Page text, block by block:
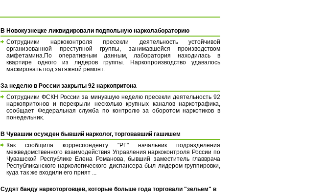
В Новокузнецке ликвидировали подпольную нарколабораторию
Сотрудники наркоконтроля пресекли деятельность устойчивой
организованной преступной группы, занимавшейся производством
амфетамина.По оперативным данным, лаборатория находилась в
квартире одного из лидеров группы. Наркопроизводство удавалось
маскировать под затяжной ремонт.
За неделю в России закрыты 92 наркопритона
Сотрудники ФСКН России за минувшую неделю пресекли деятельность 92
наркопритонов и перекрыли несколько крупных каналов наркотрафика,
сообщает Федеральная служба по контролю за оборотом наркотиков в
понедельник.
В Чувашии осужден бывший нарколог, торговавший гашишем
Как сообщила корреспонденту "РГ" начальник подразделения
межведомственного взаимодействия Управления наркоконтроля России по
Чувашской Республике Елена Романова, бывший заместитель главврача
Республиканского наркологического диспансера был лидером группировки,
куда так же входили его прият ...
Судят банду наркоторговцев, которые больше года торговали "зельем" в